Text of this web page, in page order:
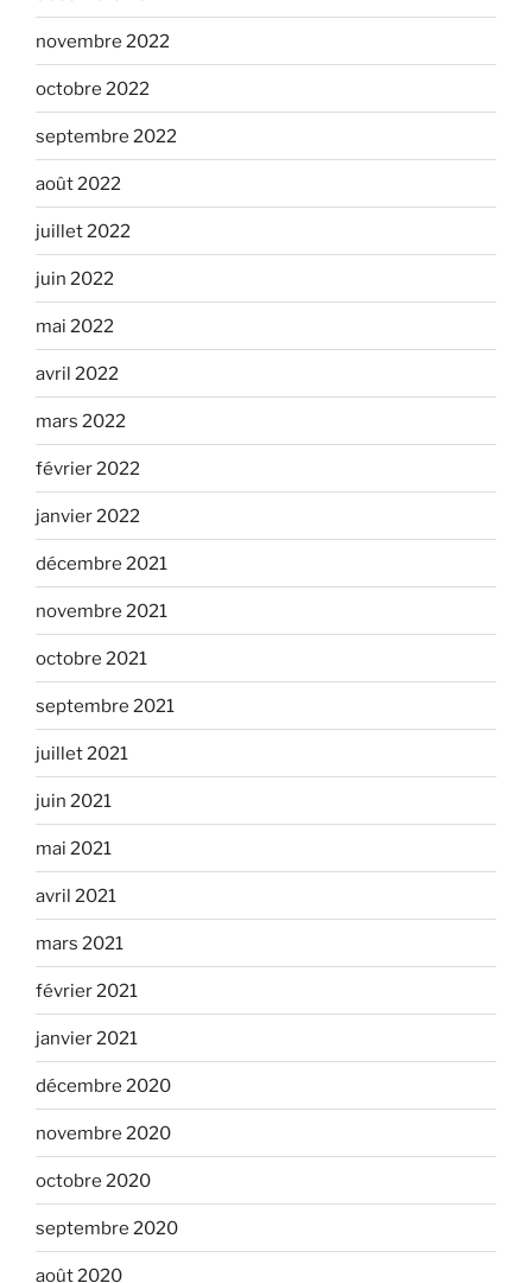
novembre 2022
octobre 2022
septembre 2022
août 2022
juillet 2022
juin 2022
mai 2022
avril 2022
mars 2022
février 2022
janvier 2022
décembre 2021
novembre 2021
octobre 2021
septembre 2021
juillet 2021
juin 2021
mai 2021
avril 2021
mars 2021
février 2021
janvier 2021
décembre 2020
novembre 2020
octobre 2020
septembre 2020
août 2020